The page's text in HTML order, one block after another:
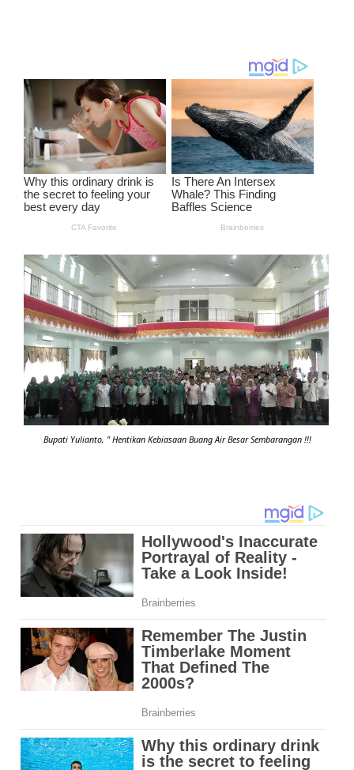
Bupati Yulianto, " Hentikan Kebiasaan Buang Air Besar Sembarangan !!!